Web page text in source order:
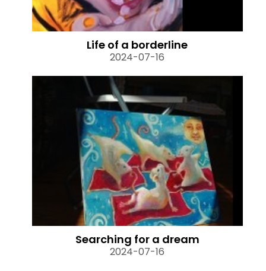
Life of a borderline
2024-07-16
Searching for a dream
2024-07-16